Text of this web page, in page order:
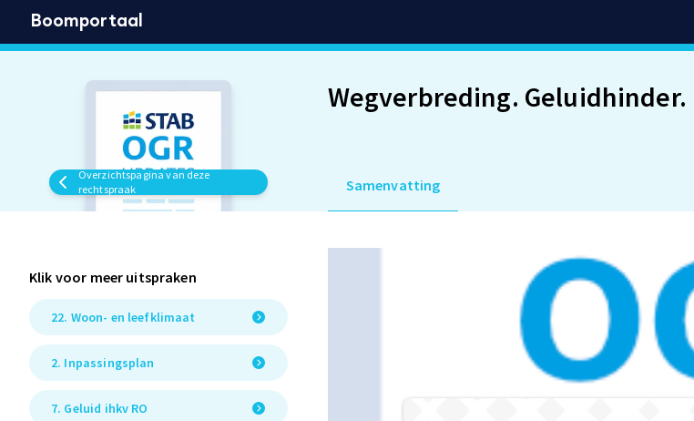
Boomportaal
Overzichtspagina van deze
rechtspraak
Wegverbreding.
Samenvatting
Klik voor meer uitspraken
22. Woon- en leefklimaat
2. Inpassingsplan
7. Geluid ihkv RO